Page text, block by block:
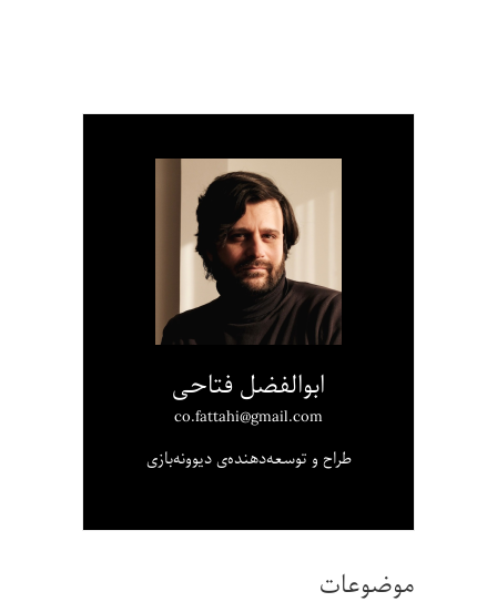
ابوالفضل فتاحی
co.fattahi@gmail.com
طراح و توسعه‌دهنده‌ی دیوونه‌بازی
موضوعات